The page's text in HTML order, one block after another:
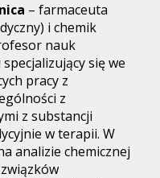
– farmaceuta
i chemik
nauk
się we
pracy z
z
z substancji
w terapii. W
analizie chemicznej